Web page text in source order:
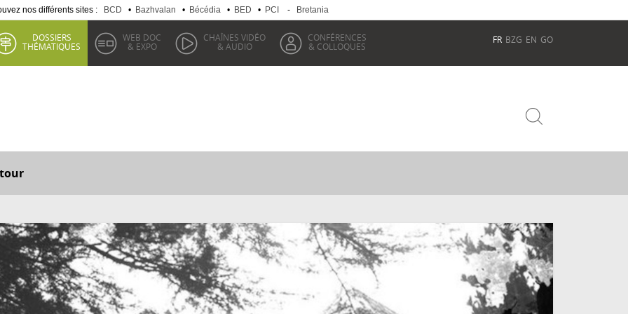
nos différents sites : BCD • Bazhvalan • Bécédia • BED • PCI - Bretania
DOSSIERS
THÉMATIQUES
WEB DOC
& EXPO
CHAÎNES VIDÉO
& AUDIO
CONFÉRENCES
& COLLOQUES
FR BZG EN GO